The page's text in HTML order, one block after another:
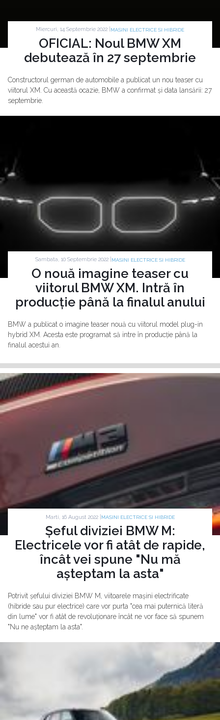
Miercuri, 14 Septembrie 2022 | MASINI ELECTRICE SI HIBRIDE
OFICIAL: Noul BMW XM
debutează în 27 septembrie
Constructorul german de automobile a publicat un nou teaser cu
viitorul XM. Cu această ocazie, BMW a confirmat și data lansării: 27
septembrie.
Sambata, 10 Septembrie 2022 | MASINI ELECTRICE SI HIBRIDE
O nouă imagine teaser cu
viitorul BMW XM. Intră în
producție până la finalul anului
BMW a publicat o imagine teaser nouă cu viitorul model plug-in
hybrid XM. Acesta este programat să intre în producție până la
finalul acestui an.
Marti, 16 August 2022 | MASINI ELECTRICE SI HIBRIDE
Șeful diviziei BMW M:
Electricele vor fi atât de rapide,
încât vei spune "Nu mă
așteptam la asta"
Potrivit șefului diviziei BMW M, viitoarele mașini electrificate
(hibride sau pur electrice) care vor purta "cea mai puternică literă
din lume" vor fi atât de revoluționare încât ne vor face să spunem
"Nu ne așteptam la asta".